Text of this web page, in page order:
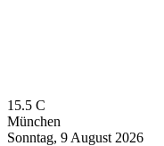
15.5 C
München
Sonntag, 9 August 2026